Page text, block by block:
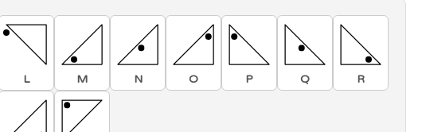
L M N O P Q R